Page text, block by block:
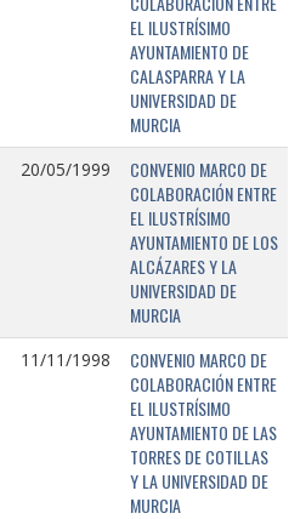
EL ILUSTRÍSIMO
AYUNTAMIENTO DE
CALASPARRA Y LA
UNIVERSIDAD DE
MURCIA
20/05/1999
CONVENIO MARCO DE
COLABORACIÓN ENTRE
EL ILUSTRÍSIMO
AYUNTAMIENTO DE LOS
ALCÁZARES Y LA
UNIVERSIDAD DE
MURCIA
11/11/1998
CONVENIO MARCO DE
COLABORACIÓN ENTRE
EL ILUSTRÍSIMO
AYUNTAMIENTO DE LAS
TORRES DE COTILLAS
Y LA UNIVERSIDAD DE
MURCIA